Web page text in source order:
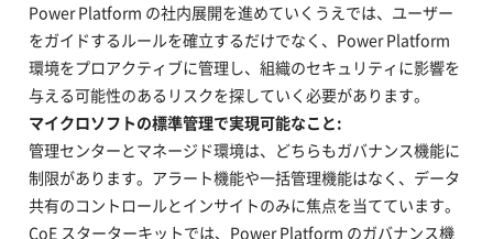
Power Platform の社内展開を進めていくうえでは、ユーザー
をガイドするルールを確立するだけでなく、Power Platform
環境をプロアクティブに管理し、組織のセキュリティに影響を
与える可能性のあるリスクを探していく必要があります。
マイクロソフトの標準管理で実現可能なこと:
管理センターとマネージド環境は、どちらもガバナンス機能に
制限があります。アラート機能や一括管理機能はなく、データ
共有のコントロールとインサイトのみに焦点を当てています。
CoE スターターキットでは、Power Platform のガバナンス機